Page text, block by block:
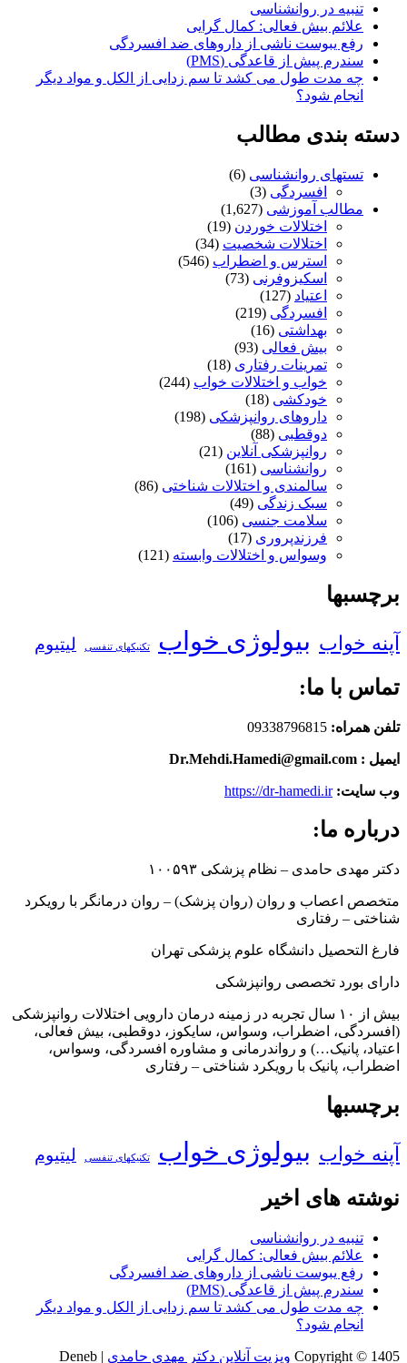
تنبیه در روانشناسی
علائم بیش فعالی: کمال گرایی
رفع یبوست ناشی از داروهای ضد افسردگی
سندرم پیش از قاعدگی (PMS)
چه مدت طول می کشد تا سم زدایی از الکل و مواد دیگر
انجام شود؟
دسته بندی مطالب
تستهای روانشناسی (6)
افسردگی (3)
مطالب آموزشی (1,627)
اختلالات خوردن (19)
اختلالات شخصیت (34)
استرس و اضطراب (546)
اسکیزوفرنی (73)
اعتیاد (127)
افسردگی (219)
بهداشتی (16)
بیش فعالی (93)
تمرینات رفتاری (18)
خواب و اختلالات خواب (244)
خودکشی (18)
داروهای روانپزشکی (198)
دوقطبی (88)
روانپزشکی آنلاین (21)
روانشناسی (161)
سالمندی و اختلالات شناختی (86)
سبک زندگی (49)
سلامت جنسی (106)
فرزندپروری (17)
وسواس و اختلالات وابسته (121)
برچسبها
آپنه خواب بیولوژی خواب تکنیکهای تنفسی لیتیوم
تماس با ما:
تلفن همراه: 09338796815
ایمیل : Dr.Mehdi.Hamedi@gmail.com
وب سایت: https://dr-hamedi.ir
درباره ما:
دکتر مهدی حامدی – نظام پزشکی ۱۰۰۵۹۳
متخصص اعصاب و روان (روان پزشک) – روان درمانگر با رویکرد
شناختی – رفتاری
فارغ التحصیل دانشگاه علوم پزشکی تهران
دارای بورد تخصصی روانپزشکی
بیش از ۱۰ سال تجربه در زمینه درمان دارویی اختلالات روانپزشکی
(افسردگی، اضطراب، وسواس، سایکوز، دوقطبی، بیش فعالی،
اعتیاد، پانیک…) و رواندرمانی و مشاوره افسردگی، وسواس،
اضطراب، پانیک با رویکرد شناختی – رفتاری
برچسبها
آپنه خواب بیولوژی خواب تکنیکهای تنفسی لیتیوم
نوشته های اخیر
تنبیه در روانشناسی
علائم بیش فعالی: کمال گرایی
رفع یبوست ناشی از داروهای ضد افسردگی
سندرم پیش از قاعدگی (PMS)
چه مدت طول می کشد تا سم زدایی از الکل و مواد دیگر
انجام شود؟
Copyright © 1405 ویزیت آنلاین دکتر مهدی حامدی | Deneb